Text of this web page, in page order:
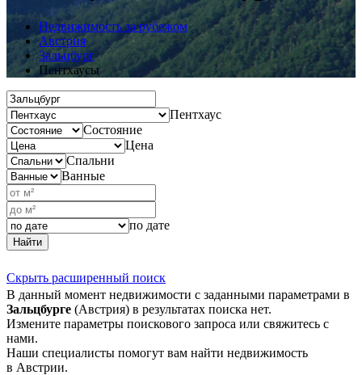
Недвижимость за рубежом
Австрия
Зальцбург
Пентхаусы
Пентхаус
Состояние
Цена
Спальни
Ванные
по дате
Найти
Скрыть расширенный поиск
В данный момент недвижимости с заданными параметрами в
Зальцбурге (Австрия) в результатах поиска нет.
Измените параметры поискового запроса или свяжитесь с
нами.
Наши специалисты помогут вам найти недвижимость
в Австрии.